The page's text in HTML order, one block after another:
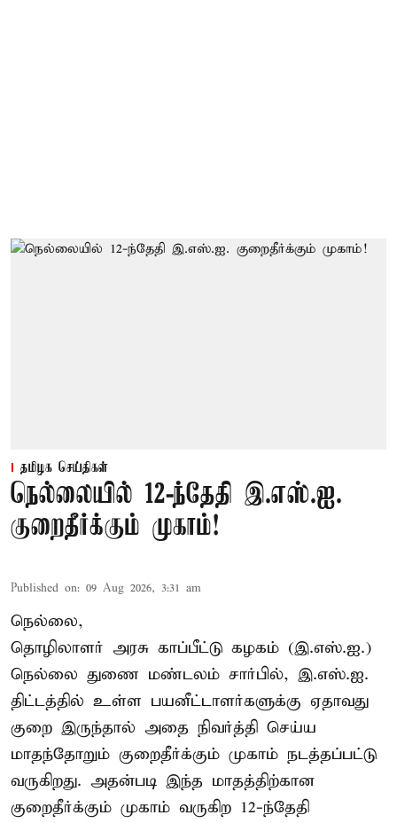
தமிழக செய்திகள்
நெல்லையில் 12-ந்தேதி இ.எஸ்.ஐ.
குறைதீர்க்கும் முகாம்!
Published on: 09 Aug 2026, 3:31 am
நெல்லை,
தொழிலாளர் அரசு காப்பீட்டு கழகம் (இ.எஸ்.ஐ.)
நெல்லை துணை மண்டலம் சார்பில், இ.எஸ்.ஐ.
திட்டத்தில் உள்ள பயனீட்டாளர்களுக்கு ஏதாவது
குறை இருந்தால் அதை நிவர்த்தி செய்ய
மாதந்தோறும் குறைதீர்க்கும் முகாம் நடத்தப்பட்டு
வருகிறது. அதன்படி இந்த மாதத்திற்கான
குறைதீர்க்கும் முகாம் வருகிற 12-ந்தேதி